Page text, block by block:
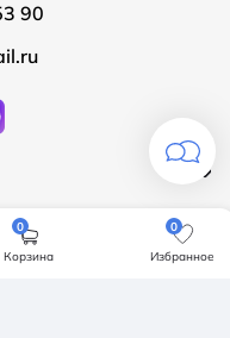
90
0
Корзина
0
Избранное